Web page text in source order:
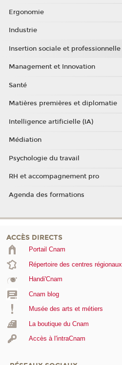
Ergonomie
Industrie
Insertion sociale et professionnelle
Management et Innovation
Santé
Matières premières et diplomatie
Intelligence artificielle (IA)
Médiation
Psychologie du travail
RH et accompagnement pro
Agenda des formations
ACCÈS DIRECTS
Portail Cnam
Répertoire des centres régionaux
Handi'Cnam
Cnam blog
Musée des arts et métiers
La boutique du Cnam
Accès à l'intraCnam